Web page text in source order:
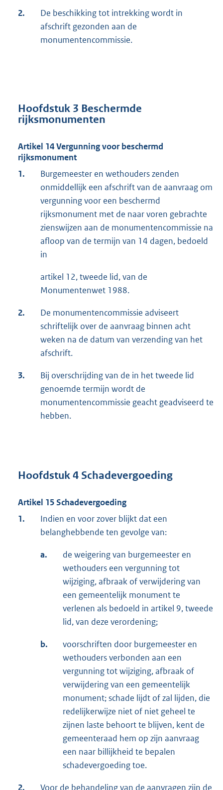
2.
De beschikking tot intrekking wordt in
afschrift gezonden aan de
monumentencommissie.
Hoofdstuk 3 Beschermde
rijksmonumenten
Artikel 14 Vergunning voor beschermd
rijksmonument
1.
Burgemeester en wethouders zenden
onmiddellijk een afschrift van de aanvraag om
vergunning voor een beschermd
rijksmonument met de naar voren gebrachte
zienswijzen aan de monumentencommissie na
afloop van de termijn van 14 dagen, bedoeld
in
artikel 12, tweede lid, van de
Monumentenwet 1988.
2.
De monumentencommissie adviseert
schriftelijk over de aanvraag binnen acht
weken na de datum van verzending van het
afschrift.
3.
Bij overschrijding van de in het tweede lid
genoemde termijn wordt de
monumentencommissie geacht geadviseerd te
hebben.
Hoofdstuk 4 Schadevergoeding
Artikel 15 Schadevergoeding
1.
Indien en voor zover blijkt dat een
belanghebbende ten gevolge van:
a.
de weigering van burgemeester en
wethouders een vergunning tot
wijziging, afbraak of verwijdering van
een gemeentelijk monument te
verlenen als bedoeld in artikel 9, tweede
lid, van deze verordening;
b.
voorschriften door burgemeester en
wethouders verbonden aan een
vergunning tot wijziging, afbraak of
verwijdering van een gemeentelijk
monument; schade lijdt of zal lijden, die
redelijkerwijze niet of niet geheel te
zijnen laste behoort te blijven, kent de
gemeenteraad hem op zijn aanvraag
een naar billijkheid te bepalen
schadevergoeding toe.
2. Voor de behandeling van de aanvragen zijn de